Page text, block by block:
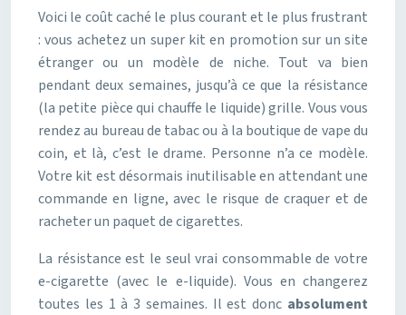
Voici le coût caché le plus courant et le plus frustrant
: vous achetez un super kit en promotion sur un site
étranger ou un modèle de niche. Tout va bien
pendant deux semaines, jusqu’à ce que la résistance
(la petite pièce qui chauffe le liquide) grille. Vous vous
rendez au bureau de tabac ou à la boutique de vape du
coin, et là, c’est le drame. Personne n’a ce modèle.
Votre kit est désormais inutilisable en attendant une
commande en ligne, avec le risque de craquer et de
racheter un paquet de cigarettes.
La résistance est le seul vrai consommable de votre
e-cigarette (avec le e-liquide). Vous en changerez
toutes les 1 à 3 semaines. Il est donc absolument